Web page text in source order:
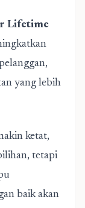
Lifetime
yang lebih
ketat,
tetapi
baik akan